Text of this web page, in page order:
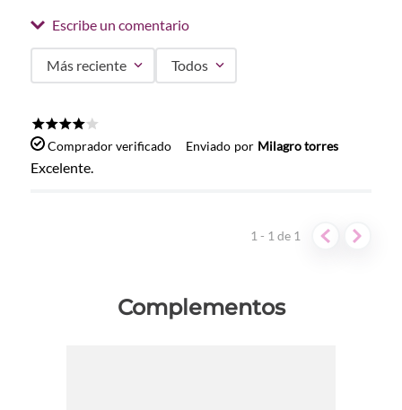
Escribe un comentario
Título
Más reciente Todos
Comprador verificado Enviado por Milagro torres
Excelente.
1 - 1de 1
Complementos